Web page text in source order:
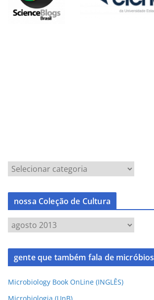
nossa Coleção de Cultura
gente que também fala de micróbios
Microbiology Book OnLine (INGLÊS)